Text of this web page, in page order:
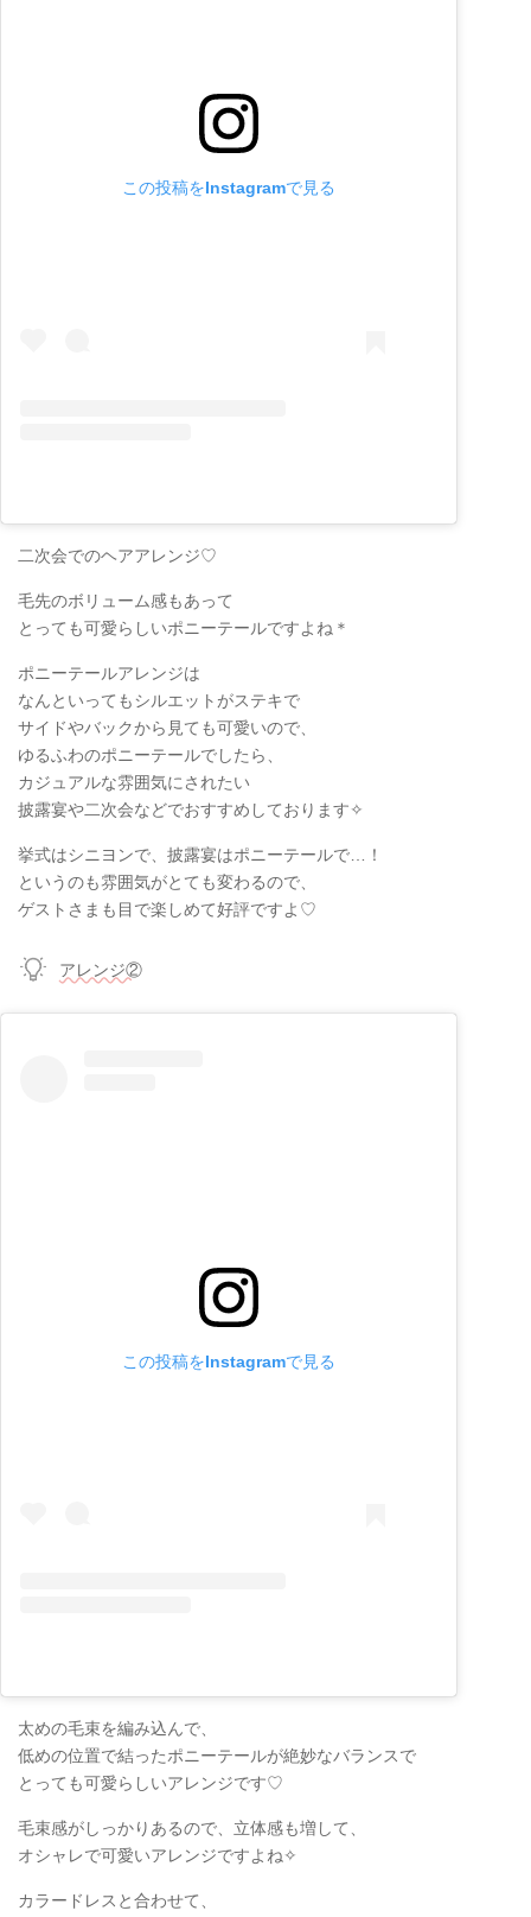
この投稿をInstagramで見る
二次会でのヘアアレンジ♡
毛先のボリューム感もあって
とっても可愛らしいポニーテールですよね＊
ポニーテールアレンジは
なんといってもシルエットがステキで
サイドやバックから見ても可愛いので、
ゆるふわのポニーテールでしたら、
カジュアルな雰囲気にされたい
披露宴や二次会などでおすすめしております✧
挙式はシニヨンで、披露宴はポニーテールで…！
というのも雰囲気がとても変わるので、
ゲストさまも目で楽しめて好評ですよ♡
アレンジ②
この投稿をInstagramで見る
太めの毛束を編み込んで、
低めの位置で結ったポニーテールが絶妙なバランスで
とっても可愛らしいアレンジです♡
毛束感がしっかりあるので、立体感も増して、
オシャレで可愛いアレンジですよね✧
カラードレスと合わせて、